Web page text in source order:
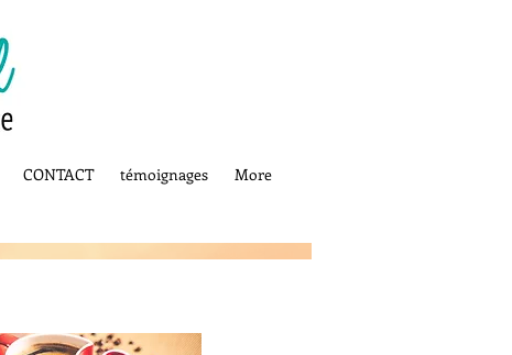
CONTACT témoignages More